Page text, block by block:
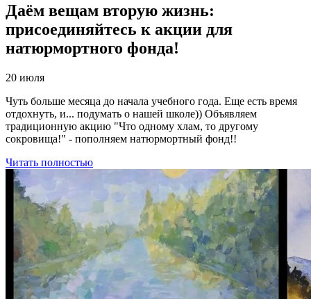
Даём вещам вторую жизнь:
присоединяйтесь к акции для
натюрмортного фонда!
20 июля
Чуть больше месяца до начала учебного года. Еще есть время
отдохнуть, и... подумать о нашей школе)) Объявляем
традиционную акцию "Что одному хлам, то другому
сокровища!" - пополняем натюрмортный фонд!!
Читать полностью